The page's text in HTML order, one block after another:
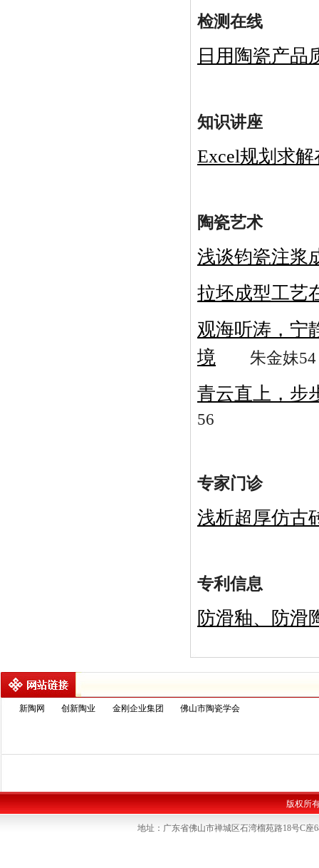
检测在线
日用陶瓷产品
知识讲座
Excel规划求
陶瓷艺术
浅谈钧瓷注浆
拉坯成型工艺
观海听涛，宁
境 朱金妹54
青云直上，步
56
专家门诊
浅析超厚仿古
专利信息
防滑釉、防滑
新陶网 创新陶业 金刚企业集团 佛山市陶瓷学会
版权所
地址：广东省佛山市禅城区石湾榴苑路18号